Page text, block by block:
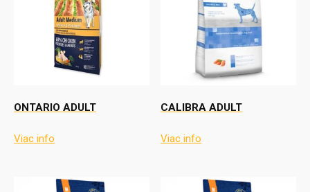
ONTARIO ADULT
Viac info
CALIBRA ADULT
Viac info